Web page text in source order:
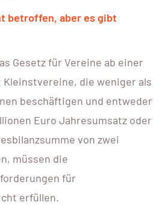
betroffen, aber es gibt
Gesetz für Vereine ab einer
die weniger als
beschäftigen und entweder
Euro Jahresumsatz oder
von zwei
müssen die
für
erfüllen.